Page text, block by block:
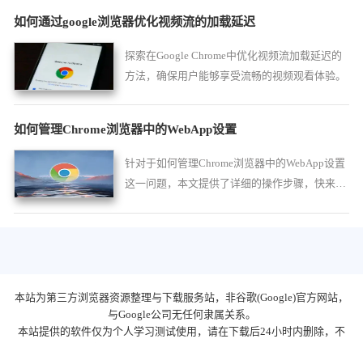
如何通过google浏览器优化视频流的加载延迟
探索在Google Chrome中优化视频流加载延迟的
方法，确保用户能够享受流畅的视频观看体验。
如何管理Chrome浏览器中的WebApp设置
针对于如何管理Chrome浏览器中的WebApp设置
这一问题，本文提供了详细的操作步骤，快来一
本站为第三方浏览器资源整理与下载服务站，非谷歌(Google)官方网站，
与Google公司无任何隶属关系。
本站提供的软件仅为个人学习测试使用，请在下载后24小时内删除，不